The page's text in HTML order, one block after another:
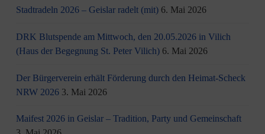
Stadtradeln 2026 – Geislar radelt (mit) 6. Mai 2026
DRK Blutspende am Mittwoch, den 20.05.2026 in Vilich
(Haus der Begegnung St. Peter Vilich) 6. Mai 2026
Der Bürgerverein erhält Förderung durch den Heimat-Scheck
NRW 2026 3. Mai 2026
Maifest 2026 in Geislar – Tradition, Party und Gemeinschaft